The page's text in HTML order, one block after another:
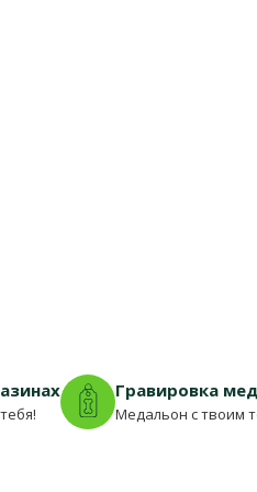
Гравировка
Медальон с твоим